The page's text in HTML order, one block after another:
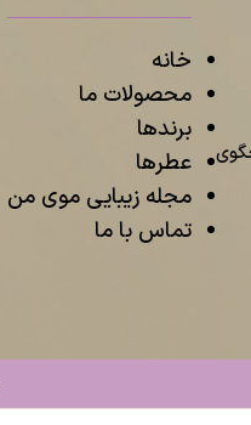
خانه
محصولات ما
برندها
عطرها
مجله زیبایی موی من
تماس با ما